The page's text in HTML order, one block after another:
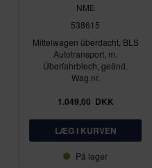
NME
538615
Mittelwagen überdacht, BLS
Autotransport, m.
Überfahrblech, geänd.
Wag.nr.
1.049,00 DKK
På lager